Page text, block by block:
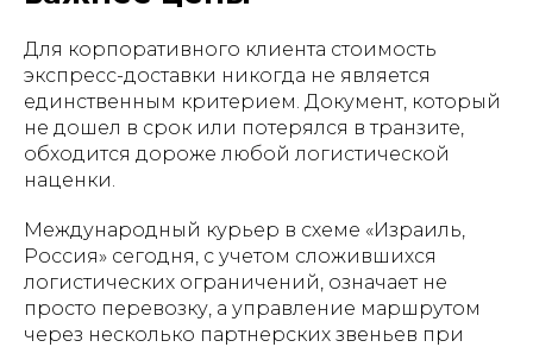
Для корпоративного клиента стоимость
экспресс-доставки никогда не является
единственным критерием. Документ, который
не дошел в срок или потерялся в транзите,
обходится дороже любой логистической
наценки.
Международный курьер в схеме «Израиль,
Россия» сегодня, с учетом сложившихся
логистических ограничений, означает не
просто перевозку, а управление маршрутом
через несколько партнерских звеньев при